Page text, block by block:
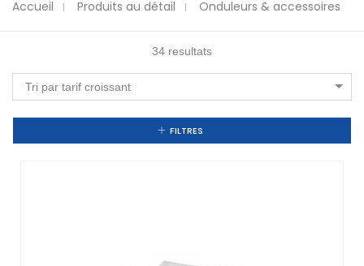
Accueil Produits au détail Onduleurs & accessoires
34 resultats
Tri par tarif croissant
FILTRES